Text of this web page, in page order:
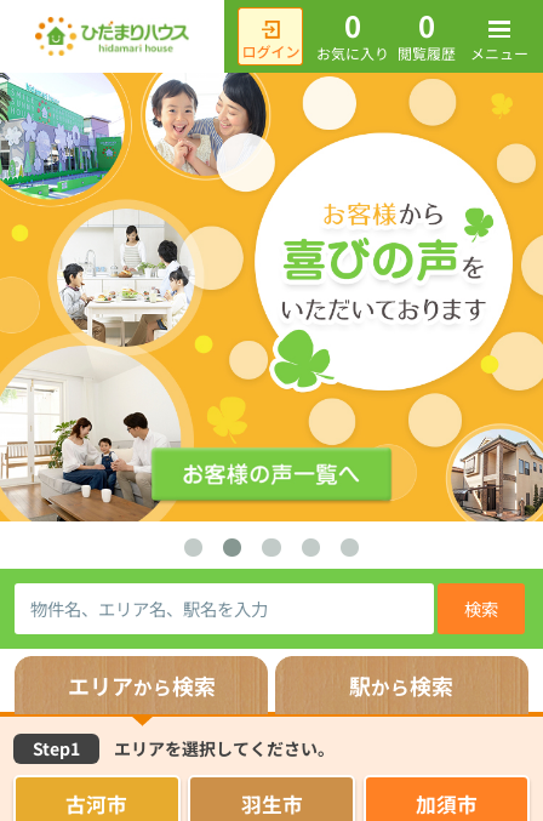
0
お気に入り
0
閲覧履歴 メニュー
検索
エリアから検索 駅から検索
Step1 エリアを選択してください。
古河市 羽生市 加須市